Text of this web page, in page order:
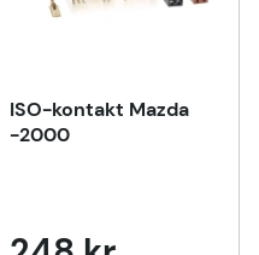
ISO-kontakt Mazda
-2000